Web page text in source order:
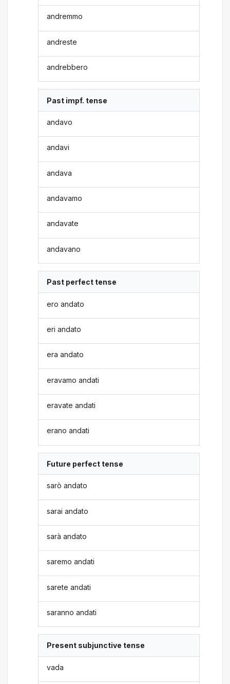
andremmo
andreste
andrebbero
Past impf. tense
andavo
andavi
andava
andavamo
andavate
andavano
Past perfect tense
ero andato
eri andato
era andato
eravamo andati
eravate andati
erano andati
Future perfect tense
sarò andato
sarai andato
sarà andato
saremo andati
sarete andati
saranno andati
Present subjunctive tense
vada